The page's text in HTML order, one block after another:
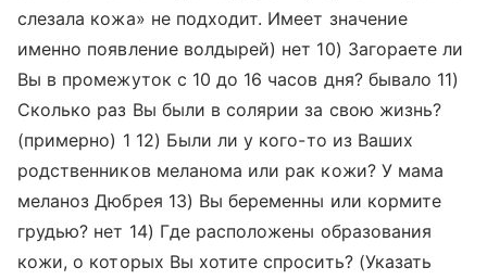
слезала кожа» не подходит. Имеет значение
именно появление волдырей) нет 10) Загораете ли
Вы в промежуток с 10 до 16 часов дня? бывало 11)
Сколько раз Вы были в солярии за свою жизнь?
(примерно) 1 12) Были ли у кого-то из Ваших
родственников меланома или рак кожи? У мама
меланоз Дюбрея 13) Вы беременны или кормите
грудью? нет 14) Где расположены образования
кожи, о которых Вы хотите спросить? (Указать